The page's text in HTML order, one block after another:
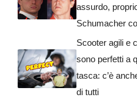
assurdo,
Schumacher
Scooter agili e
sono perfetti a
tasca: c’è
di tutti